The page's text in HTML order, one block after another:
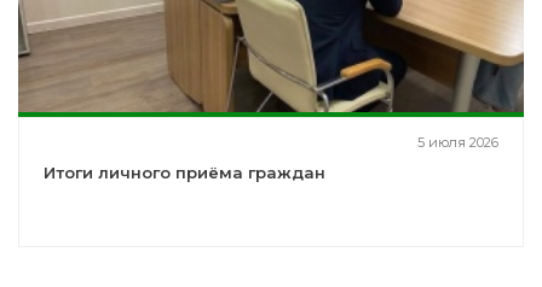
5 июля 2026
Итоги личного приёма граждан